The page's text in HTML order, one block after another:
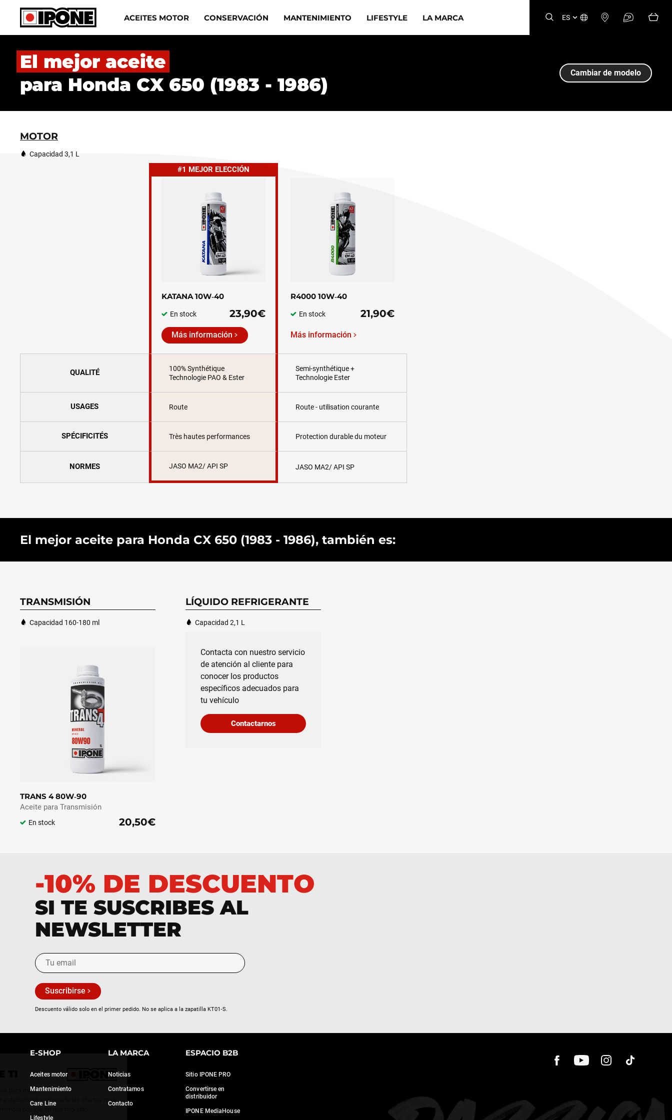
CUIDAMOS DE TI
Utilizamos algunos servicios para medir
nuestra audiencia, generar estadísticas y ofrecerle las ofertas más
Ipone
ACEITES MOTOR
CONSERVACIÓN MANTENIMIENTO LIFESTYLE LA MARCA ES
ACEITES MOTOR
CONSERVACIÓN
El mejor aceite
para Honda CX 650 (1983 - 1986)
Cambiar de modelo
MOTOR
Capacidad 3,1 L
#1 MEJOR ELECCIÓN
KATANA 10W‑40
En stock 23,90€
R4000 10W‑40
En stock 21,90€
Más información Más información
QUALITÉ
100% Synthétique
Technologie PAO & Ester
Semi-synthétique +
Technologie Ester
USAGES Route Route - utilisation courante
SPÉCIFICITÉS Très hautes performances Protection durable du moteur
NORMES JASO MA2/ API SP JASO MA2/ API SP
El mejor aceite para Honda CX 650 (1983 - 1986), también es:
TRANSMISIÓN
Capacidad 160-180 ml
TRANS 4 80W‑90
Aceite para Transmisión
En stock 20,50€
LÍQUIDO REFRIGERANTE
Capacidad 2,1 L
Contacta con nuestro servicio
de atención al cliente para
conocer los productos
específicos adecuados para
tu vehículo
Contactarnos
-10% DE DESCUENTO
SI TE SUSCRIBES AL
NEWSLETTER
Suscribirse
Descuento válido solo en el primer pedido. No se aplica a la zapatilla KT01‑S.
E-SHOP
Aceites motor
Mantenimiento
Care Line
Lifestyle
LA MARCA
Noticias
Contratamos
Contacto
ESPACIO B2B
Sitio IPONE PRO
Convertirse en
distribuidor
IPONE MediaHouse